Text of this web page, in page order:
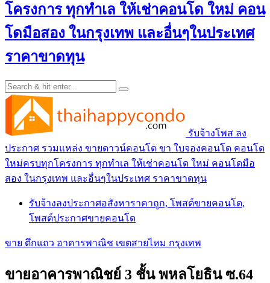
โครงการ ทุกทำเล ให้เช่าคอนโด ใหม่ คอน
โดมือสอง ในกรุงเทพ และอื่นๆในประเทศ
ราคาขาดทุน
รับจ้างโพส ลง
ประกาศ รวมแหล่ง ขายดาวน์คอนโด ขา ใบจองคอนโด คอนโด
ใหม่ครบทุกโครงการ ทุกทำเล ให้เช่าคอนโด ใหม่ คอนโดมือ
สอง ในกรุงเทพ และอื่นๆในประเทศ ราคาขาดทุน
รับจ้างลงประกาศอสังหาราคาถูก, โพสต์ขายคอนโด,
โพสต์ประกาศขายคอนโด
ขาย ตึกแถว อาคารพาณิช เขตสายไหม กรุงเทพ
ขายอาคารพาณิชย์ 3 ชั้น พหลโยธิน ซ.64